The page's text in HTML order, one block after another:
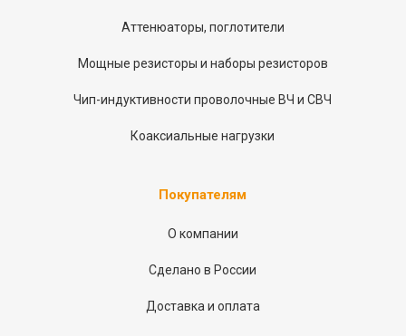
Аттенюаторы, поглотители
Мощные резисторы и наборы резисторов
Чип-индуктивности проволочные ВЧ и СВЧ
Коаксиальные нагрузки
Покупателям
О компании
Сделано в России
Доставка и оплата